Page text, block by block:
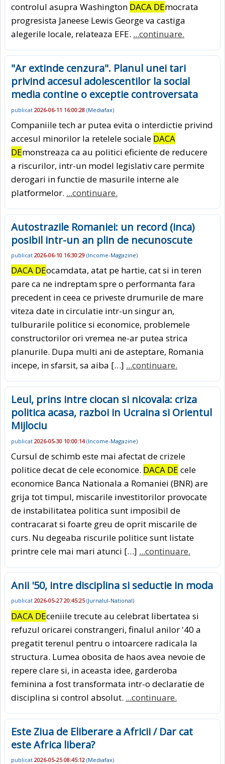
controlul asupra Washington DACA DEmocrata
progresista Janeese Lewis George va castiga
alegerile locale, relateaza EFE. ...continuare.
"Ar extinde cenzura". Planul unei tari
privind accesul adolescentilor la social
media contine o exceptie controversata
publicat 2026-06-11 16:00:28 (Mediafax)
Companiile tech ar putea evita o interdictie privind
accesul minorilor la retelele sociale DACA
DEmonstreaza ca au politici eficiente de reducere
a riscurilor, intr-un model legislativ care permite
derogari in functie de masurile interne ale
platformelor. ...continuare.
Autostrazile Romaniei: un record (inca)
posibil intr-un an plin de necunoscute
publicat 2026-06-10 16:30:29 (Income-Magazine)
DACA DEocamdata, atat pe hartie, cat si in teren
pare ca ne indreptam spre o performanta fara
precedent in ceea ce priveste drumurile de mare
viteza date in circulatie intr-un singur an,
tulburarile politice si economice, problemele
constructorilor ori vremea ne-ar putea strica
planurile. Dupa multi ani de asteptare, Romania
incepe, in sfarsit, sa aiba […] ...continuare.
Leul, prins intre ciocan si nicovala: criza
politica acasa, razboi in Ucraina si Orientul
Mijlociu
publicat 2026-05-30 10:00:14(Income-Magazine)
Cursul de schimb este mai afectat de crizele
politice decat de cele economice. DACA DE cele
economice Banca Nationala a Romaniei (BNR) are
grija tot timpul, miscarile investitorilor provocate
de instabilitatea politica sunt imposibil de
contracarat si foarte greu de oprit miscarile de
curs. Nu degeaba riscurile politice sunt listate
printre cele mai mari atunci […] ...continuare.
Anii '50, intre disciplina si seductie in moda
publicat 2026-05-27 20:45:25(Jurnalul-National)
DACA DEceniile trecute au celebrat libertatea si
refuzul oricarei constrangeri, finalul anilor '40 a
pregatit terenul pentru o intoarcere radicala la
structura. Lumea obosita de haos avea nevoie de
repere clare si, in aceasta idee, garderoba
feminina a fost transformata intr-o declaratie de
disciplina si control absolut. ...continuare.
Este Ziua de Eliberare a Africii / Dar cat
este Africa libera?
publicat 2026-05-25 08:45:12 (Mediafax)